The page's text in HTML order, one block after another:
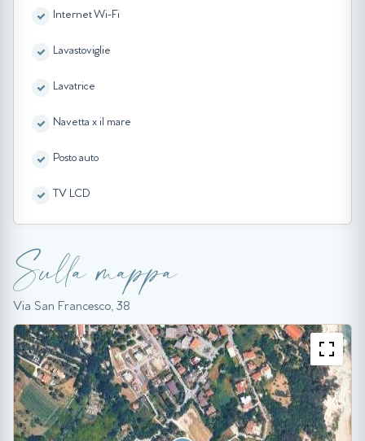
Internet Wi-Fi
Lavastoviglie
Lavatrice
Navetta x il mare
Posto auto
TV LCD
Sulla mappa
Via San Francesco, 38